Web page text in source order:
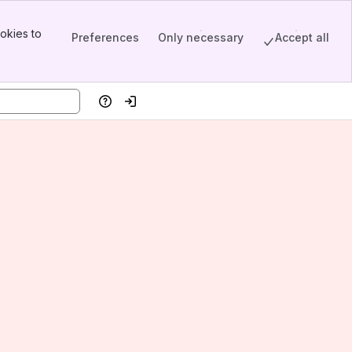
to
Preferences Only necessary Accept all
HelpLog in